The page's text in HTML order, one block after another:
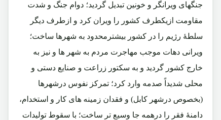
جنگهای ویرانگر و خونین تبدیل گردید؛ دوام جنگ و شدت
مقاومت ازیکطرف کشور را ویران کرد و ازطرف دیگر
سلطۀ رژیم را در کشور بیشترمحدود به شهرها ساخت؛
ویرانی دهات موجب مهاجرت مردم به شهر ها و نیز به
خارج کشور گردید و به سکتور زراعت و صنایع دستی و
محلی شدیداً صدمه وارد کرد؛ تمرکز نفوس درشهرها
(بخصوص درشهر کابل) و فقدان زمینه های کار و استخدام،
دامنۀ فقر را درهمه جا وسیع تر ساخت؛ با سقوط تولیدات